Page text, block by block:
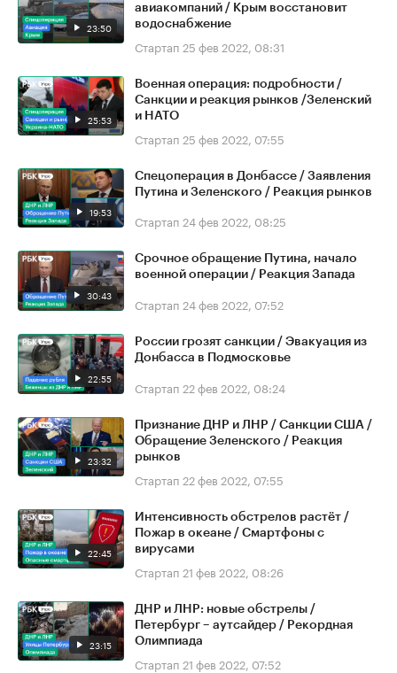
23:50
авиакомпаний / Крым восстановит
водоснабжение
Стартап 25 фев 2022, 08:31
25:53
Военная операция: подробности /
Санкции и реакция рынков /Зеленский
и НАТО
Стартап 25 фев 2022, 07:55
19:53
Спецоперация в Донбассе / Заявления
Путина и Зеленского / Реакция рынков
Стартап 24 фев 2022, 08:25
30:43
Срочное обращение Путина, начало
военной операции / Реакция Запада
Стартап 24 фев 2022, 07:52
22:55
России грозят санкции / Эвакуация из
Донбасса в Подмосковье
Стартап 22 фев 2022, 08:24
23:32
Признание ДНР и ЛНР / Санкции США /
Обращение Зеленского / Реакция
рынков
Стартап 22 фев 2022, 07:55
22:45
Интенсивность обстрелов растёт /
Пожар в океане / Смартфоны с
вирусами
Стартап 21 фев 2022, 08:26
23:15
ДНР и ЛНР: новые обстрелы /
Петербург – аутсайдер / Рекордная
Олимпиада
Стартап 21 фев 2022, 07:52